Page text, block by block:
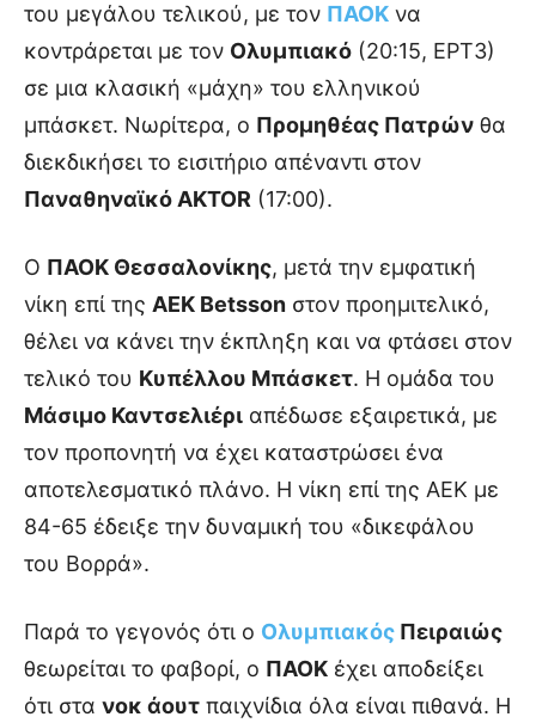
του μεγάλου τελικού, με τον ΠΑΟΚ να
κοντράρεται με τον Ολυμπιακό (20:15, ΕΡΤ3)
σε μια κλασική «μάχη» του ελληνικού
μπάσκετ. Νωρίτερα, ο Προμηθέας Πατρών θα
διεκδικήσει το εισιτήριο απέναντι στον
Παναθηναϊκό AKTOR (17:00).
Ο ΠΑΟΚ Θεσσαλονίκης, μετά την εμφατική
νίκη επί της ΑΕΚ Betsson στον προημιτελικό,
θέλει να κάνει την έκπληξη και να φτάσει στον
τελικό του Κυπέλλου Μπάσκετ. Η ομάδα του
Μάσιμο Καντσελιέρι απέδωσε εξαιρετικά, με
τον προπονητή να έχει καταστρώσει ένα
αποτελεσματικό πλάνο. Η νίκη επί της ΑΕΚ με
84-65 έδειξε την δυναμική του «δικεφάλου
του Βορρά».
Παρά το γεγονός ότι ο Ολυμπιακός Πειραιώς
θεωρείται το φαβορί, ο ΠΑΟΚ έχει αποδείξει
ότι στα νοκ άουτ παιχνίδια όλα είναι πιθανά. Η